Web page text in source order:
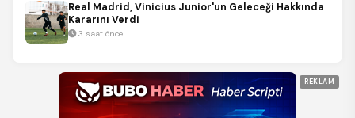
Real Madrid, Vinicius Junior'un Geleceği Hakkında
Kararını Verdi
3 saat önce
REKLAM